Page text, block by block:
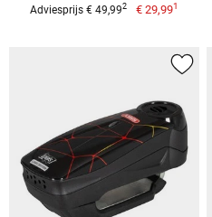
Adviesprijs € 49,992 € 29,991